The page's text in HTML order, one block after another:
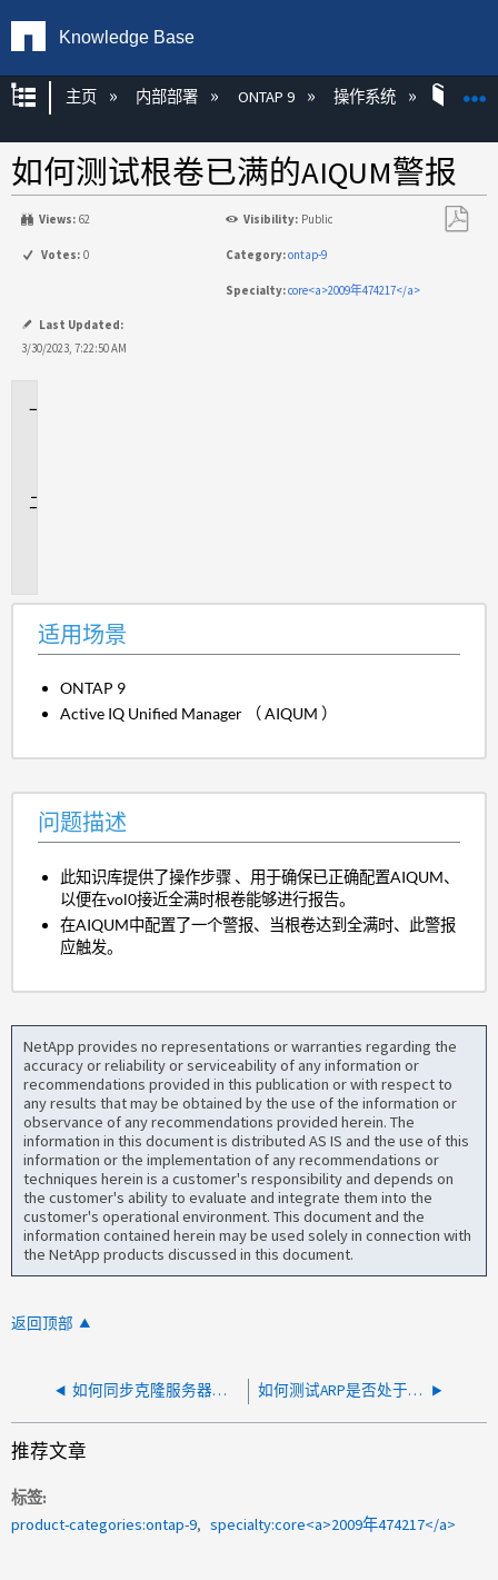
Knowledge Base
扩展/隐缩全局层次
主页 内部部署 ONTAP 9 操作系统
如何测试根卷已满的AIQUM警报
Views: 62 Visibility: Public
Votes: 0 Category:ontap-9
Specialty:core<a>2009年474217</a>
Last Updated:
3/30/2023, 7:22:50 AM
适用场景
ONTAP 9
Active IQ Unified Manager （ AIQUM ）
问题描述
此知识库提供了操作步骤 、用于确保已正确配置AIQUM、
以便在vol0接近全满时根卷能够进行报告。
在AIQUM中配置了一个警报、当根卷达到全满时、此警报
应触发。
NetApp provides no representations or warranties regarding the
accuracy or reliability or serviceability of any information or
recommendations provided in this publication or with respect to
any results that may be obtained by the use of the information or
observance of any recommendations provided herein. The
information in this document is distributed AS IS and the use of this
information or the implementation of any recommendations or
techniques herein is a customer's responsibility and depends on
the customer's ability to evaluate and integrate them into the
customer's operational environment. This document and the
information contained herein may be used solely in connection with
the NetApp products discussed in this document.
返回顶部
如何同步克隆服务器的外部密钥缓存 如何测试ARP是否处于活动状态并正常工作
推荐文章
标签
product-categories:ontap-9
specialty:core<a>2009年474217</a>